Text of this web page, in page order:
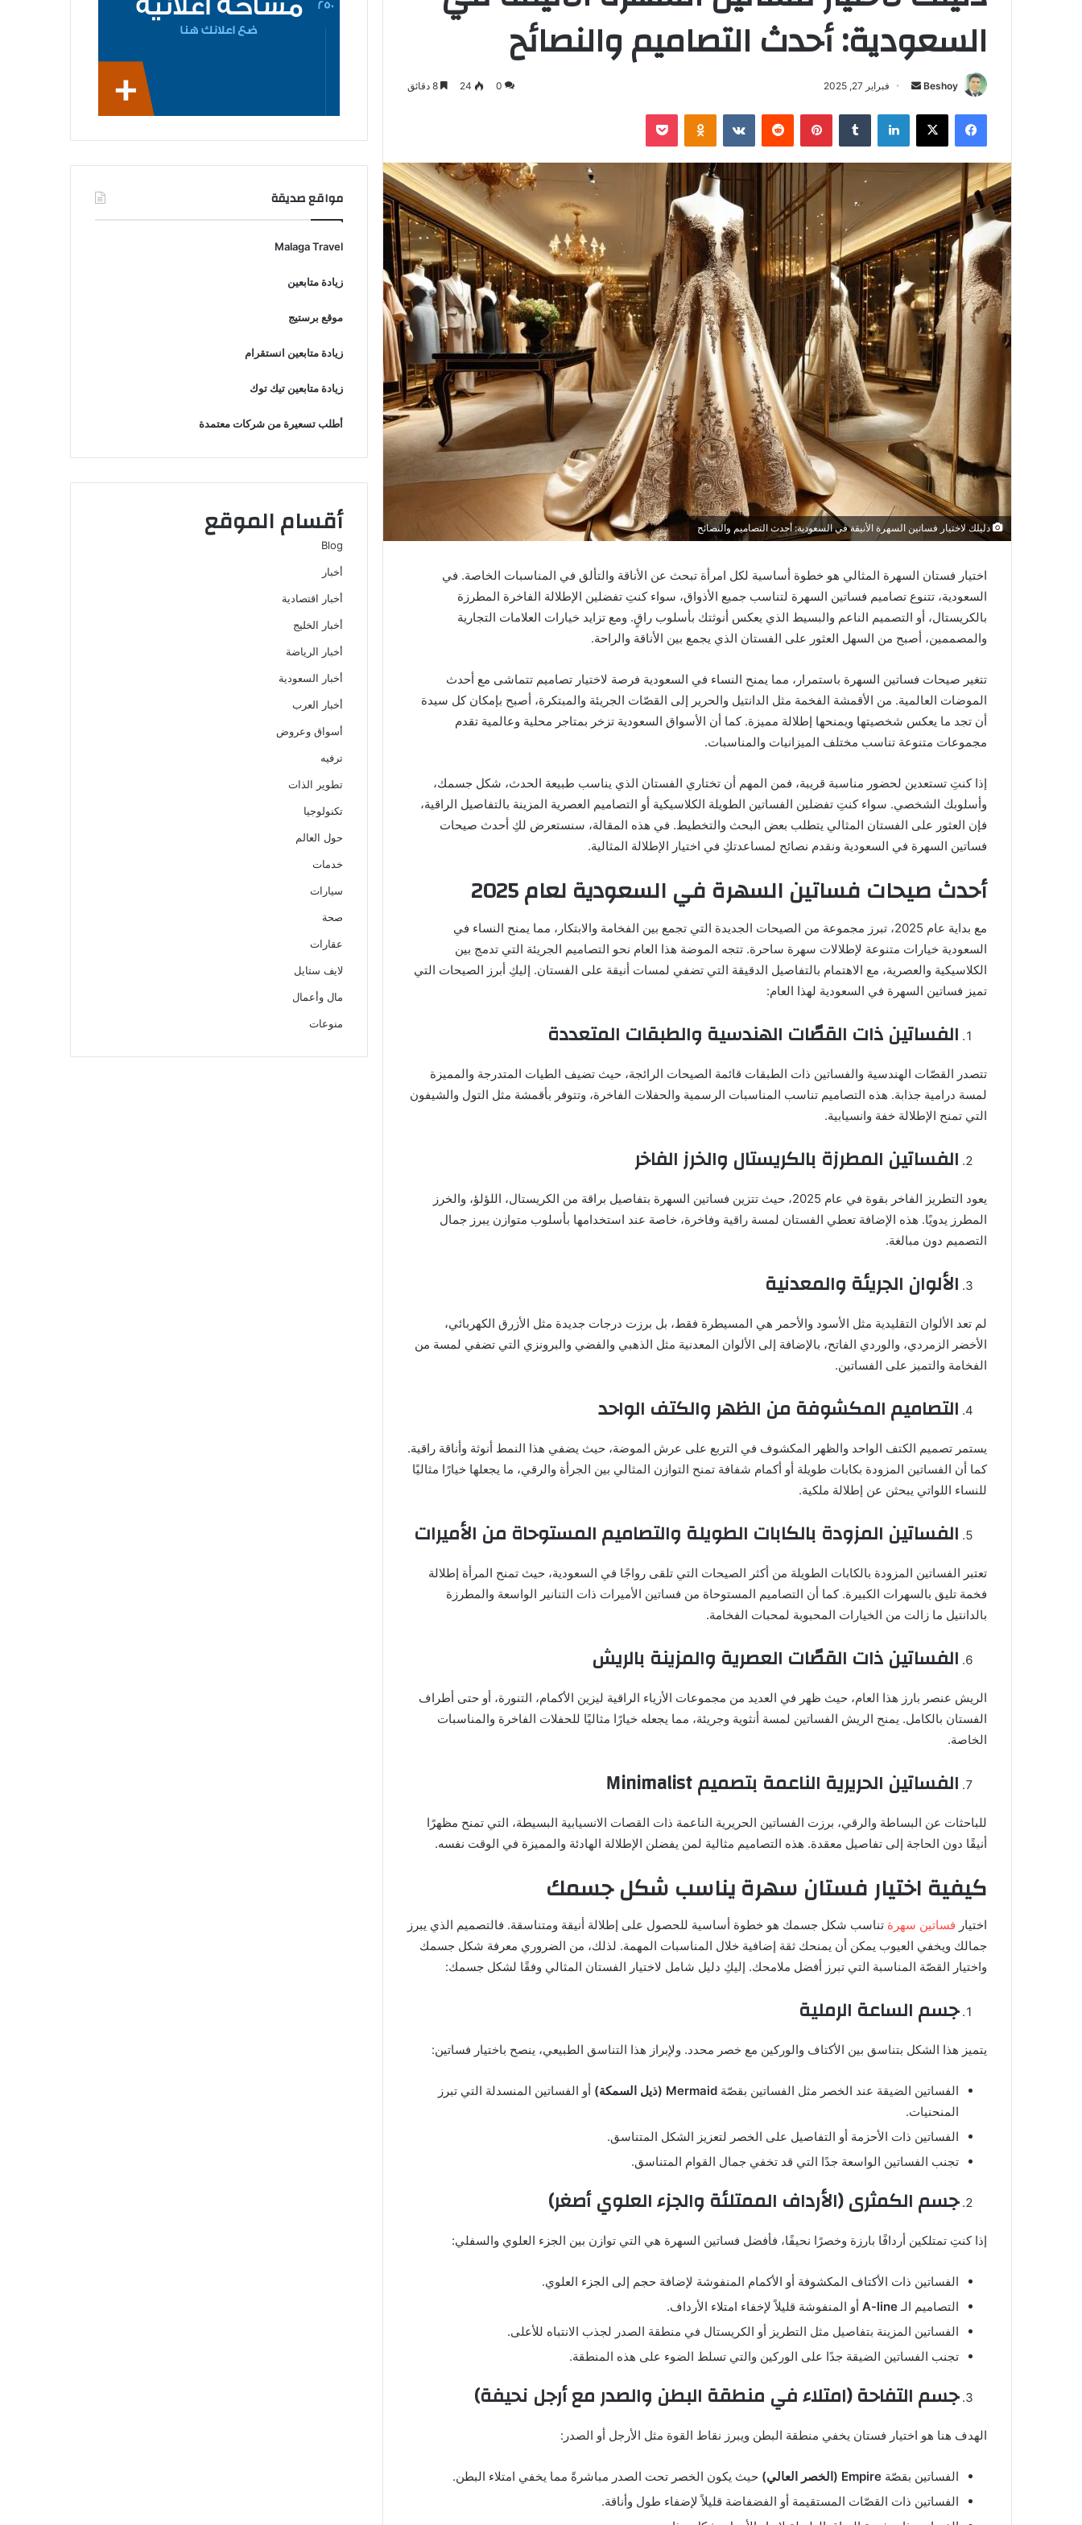
السعودية: أحدث التصاميم والنصائح
Beshoy
ل
ب
ي
د
ا
إ
ل
ن
ي
ا
فبراير 27, 2025 0
24
فيسبوك لينكدإن بينتيريست
دليلك لاختيار فساتين السهرة الأنيقة في السعودية: أحدث التصاميم والنصائح
اختيار فستان السهرة المثالي هو خطوة أساسية لكل امرأة تبحث عن الأناقة والتألق في المناسبات الخاصة. في
السعودية، تتنوع تصاميم فساتين السهرة لتناسب جميع الأذواق، سواء كنتِ تفضلين الإطلالة الفاخرة المطرزة
بالكريستال، أو التصميم الناعم والبسيط الذي يعكس أنوثتك بأسلوب راقٍ. ومع تزايد خيارات العلامات التجارية
والمصممين، أصبح من السهل العثور على الفستان الذي يجمع بين الأناقة والراحة.
تتغير صيحات فساتين السهرة باستمرار، مما يمنح النساء في السعودية فرصة لاختيار تصاميم تتماشى مع أحدث
الموضات العالمية. من الأقمشة الفخمة مثل الدانتيل والحرير إلى القصّات الجريئة والمبتكرة، أصبح بإمكان كل سيدة
أن تجد ما يعكس شخصيتها ويمنحها إطلالة مميزة. كما أن الأسواق السعودية تزخر بمتاجر محلية وعالمية تقدم
مجموعات متنوعة تناسب مختلف الميزانيات والمناسبات.
إذا كنتِ تستعدين لحضور مناسبة قريبة، فمن المهم أن تختاري الفستان الذي يناسب طبيعة الحدث، شكل جسمك،
وأسلوبك الشخصي. سواء كنتِ تفضلين الفساتين الطويلة الكلاسيكية أو التصاميم العصرية المزينة بالتفاصيل الراقية،
فإن العثور على الفستان المثالي يتطلب بعض البحث والتخطيط. في هذه المقالة، سنستعرض لكِ أحدث صيحات
فساتين السهرة في السعودية ونقدم نصائح لمساعدتكِ في اختيار الإطلالة المثالية.
أحدث صيحات فساتين السهرة في السعودية لعام 2025
مع بداية عام 2025، تبرز مجموعة من الصيحات الجديدة التي تجمع بين الفخامة والابتكار، مما يمنح النساء في
السعودية خيارات متنوعة لإطلالات سهرة ساحرة. تتجه الموضة هذا العام نحو التصاميم الجريئة التي تدمج بين
الكلاسيكية والعصرية، مع الاهتمام بالتفاصيل الدقيقة التي تضفي لمسات أنيقة على الفستان. إليكِ أبرز الصيحات التي
تميز فساتين السهرة في السعودية لهذا العام:
الفساتين ذات القصّات الهندسية والطبقات المتعددة
تتصدر القصّات الهندسية والفساتين ذات الطبقات قائمة الصيحات الرائجة، حيث تضيف الطيات المتدرجة والمميزة
لمسة درامية جذابة. هذه التصاميم تناسب المناسبات الرسمية والحفلات الفاخرة، وتتوفر بأقمشة مثل التول والشيفون
التي تمنح الإطلالة خفة وانسيابية.
الفساتين المطرزة بالكريستال والخرز الفاخر
يعود التطريز الفاخر بقوة في عام 2025، حيث تتزين فساتين السهرة بتفاصيل براقة من الكريستال، اللؤلؤ، والخرز
المطرز يدويًا. هذه الإضافة تعطي الفستان لمسة راقية وفاخرة، خاصة عند استخدامها بأسلوب متوازن يبرز جمال
التصميم دون مبالغة.
الألوان الجريئة والمعدنية
لم تعد الألوان التقليدية مثل الأسود والأحمر هي المسيطرة فقط، بل برزت درجات جديدة مثل الأزرق الكهربائي،
الأخضر الزمردي، والوردي الفاتح، بالإضافة إلى الألوان المعدنية مثل الذهبي والفضي والبرونزي التي تضفي لمسة من
الفخامة والتميز على الفساتين.
التصاميم المكشوفة من الظهر والكتف الواحد
يستمر تصميم الكتف الواحد والظهر المكشوف في التربع على عرش الموضة، حيث يضفي هذا النمط أنوثة وأناقة راقية.
كما أن الفساتين المزودة بكابات طويلة أو أكمام شفافة تمنح التوازن المثالي بين الجرأة والرقي، ما يجعلها خيارًا مثاليًا
للنساء اللواتي يبحثن عن إطلالة ملكية.
الفساتين المزودة بالكابات الطويلة والتصاميم المستوحاة من الأميرات
تعتبر الفساتين المزودة بالكابات الطويلة من أكثر الصيحات التي تلقى رواجًا في السعودية، حيث تمنح المرأة إطلالة
فخمة تليق بالسهرات الكبيرة. كما أن التصاميم المستوحاة من فساتين الأميرات ذات التنانير الواسعة والمطرزة
بالدانتيل ما زالت من الخيارات المحبوبة لمحبات الفخامة.
الفساتين ذات القصّات العصرية والمزينة بالريش
الريش عنصر بارز هذا العام، حيث ظهر في العديد من مجموعات الأزياء الراقية ليزين الأكمام، التنورة، أو حتى أطراف
الفستان بالكامل. يمنح الريش الفساتين لمسة أنثوية وجريئة، مما يجعله خيارًا مثاليًا للحفلات الفاخرة والمناسبات
الخاصة.
الفساتين الحريرية الناعمة بتصميم Minimalist
للباحثات عن البساطة والرقي، برزت الفساتين الحريرية الناعمة ذات القصات الانسيابية البسيطة، التي تمنح مظهرًا
أنيقًا دون الحاجة إلى تفاصيل معقدة. هذه التصاميم مثالية لمن يفضلن الإطلالة الهادئة والمميزة في الوقت نفسه.
كيفية اختيار فستان سهرة يناسب شكل جسمك
اختيار فساتين سهرة تناسب شكل جسمك هو خطوة أساسية للحصول على إطلالة أنيقة ومتناسقة. فالتصميم الذي يبرز
جمالك ويخفي العيوب يمكن أن يمنحك ثقة إضافية خلال المناسبات المهمة. لذلك، من الضروري معرفة شكل جسمك
واختيار القصّة المناسبة التي تبرز أفضل ملامحك. إليكِ دليل شامل لاختيار الفستان المثالي وفقًا لشكل جسمك:
جسم الساعة الرملية
يتميز هذا الشكل بتناسق بين الأكتاف والوركين مع خصر محدد. ولإبراز هذا التناسق الطبيعي، ينصح باختيار فساتين:
الفساتين الضيقة عند الخصر مثل الفساتين بقصّة Mermaid ( ذيل السمكة) أو الفساتين المنسدلة التي تبرز
المنحنيات.
الفساتين ذات الأحزمة أو التفاصيل على الخصر لتعزيز الشكل المتناسق.
تجنب الفساتين الواسعة جدًا التي قد تخفي جمال القوام المتناسق.
جسم الكمثرى (الأرداف الممتلئة والجزء العلوي أصغر)
إذا كنتِ تمتلكين أردافًا بارزة وخصرًا نحيفًا، فأفضل فساتين السهرة هي التي توازن بين الجزء العلوي والسفلي:
الفساتين ذات الأكتاف المكشوفة أو الأكمام المنفوشة لإضافة حجم إلى الجزء العلوي.
التصاميم الـA-line أو المنفوشة قليلاً لإخفاء امتلاء الأرداف.
الفساتين المزينة بتفاصيل مثل التطريز أو الكريستال في منطقة الصدر لجذب الانتباه للأعلى.
تجنب الفساتين الضيقة جدًا على الوركين والتي تسلط الضوء على هذه المنطقة.
جسم التفاحة (امتلاء في منطقة البطن والصدر مع أرجل نحيفة)
الهدف هنا هو اختيار فستان يخفي منطقة البطن ويبرز نقاط القوة مثل الأرجل أو الصدر:
الفساتين بقصّة Empire ( الخصر العالي) حيث يكون الخصر تحت الصدر مباشرةً مما يخفي امتلاء البطن.
الفساتين ذات القصّات المستقيمة أو الفضفاضة قليلاً لإضفاء طول وأناقة.
مواقع صديقة
Malaga Travel
زيادة متابعين
موقع برستيج
زيادة متابعين انستقرام
زيادة متابعين تيك توك
أطلب تسعيرة من شركات معتمدة
أقسام الموقع
Blog
أخبار
أخبار اقتصادية
أخبار الخليج
أخبار الرياضة
أخبار السعودية
أخبار العرب
أسواق وعروض
ترفيه
تطوير الذات
تكنولوجيا
حول العالم
خدمات
سيارات
صحة
عقارات
لايف ستايل
مال وأعمال
منوعات